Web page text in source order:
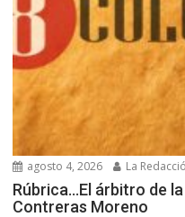
agosto 4, 2026 La
Rúbrica…El árbitro de
Contreras Moreno